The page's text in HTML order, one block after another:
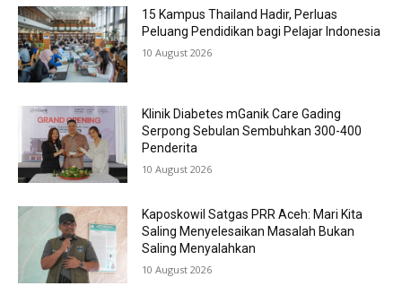
15 Kampus Thailand Hadir, Perluas
Peluang Pendidikan bagi Pelajar Indonesia
10 August 2026
Klinik Diabetes mGanik Care Gading
Serpong Sebulan Sembuhkan 300-400
Penderita
10 August 2026
Kaposkowil Satgas PRR Aceh: Mari Kita
Saling Menyelesaikan Masalah Bukan
Saling Menyalahkan
10 August 2026